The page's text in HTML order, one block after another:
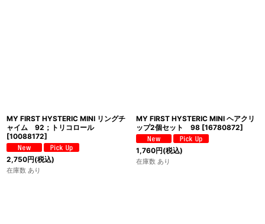
MY FIRST HYSTERIC MINI リングチ
ャイム 92；トリコロール
[10088172]
2,750円(税込)
在庫数 あり
MY FIRST HYSTERIC MINI ヘアクリ
ップ2個セット 98 [16780872]
1,760円(税込)
在庫数 あり